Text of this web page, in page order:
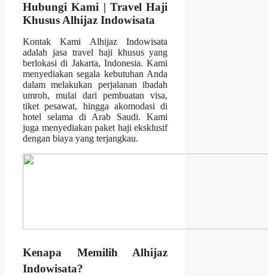
Hubungi Kami | Travel Haji
Khusus Alhijaz Indowisata
Kontak Kami Alhijaz Indowisata
adalah jasa travel haji khusus yang
berlokasi di Jakarta, Indonesia. Kami
menyediakan segala kebutuhan Anda
dalam melakukan perjalanan ibadah
umroh, mulai dari pembuatan visa,
tiket pesawat, hingga akomodasi di
hotel selama di Arab Saudi. Kami
juga menyediakan paket haji eksklusif
dengan biaya yang terjangkau.
Kenapa Memilih Alhijaz
Indowisata?